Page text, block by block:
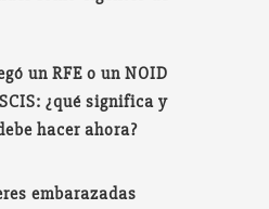
un RFE o un NOID
¿qué significa y
hacer ahora?
embarazadas